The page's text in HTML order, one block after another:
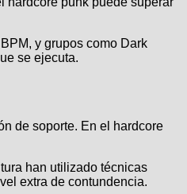
y grupos como Dark
se ejecuta.
de soporte. En el hardcore
han utilizado técnicas
extra de contundencia.